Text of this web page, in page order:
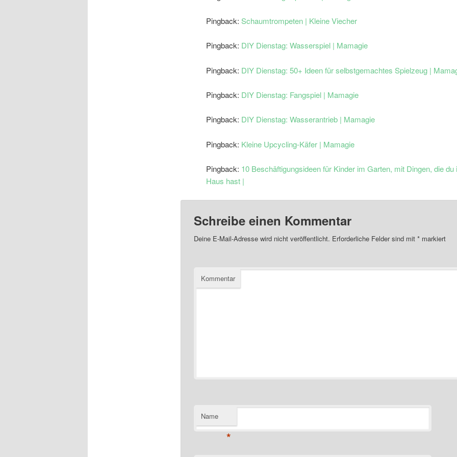
Pingback:Schaumtrompeten | Kleine Viecher
Pingback: DIY Dienstag: Wasserspiel | Mamagie
Pingback: DIY Dienstag: 50+ Ideen für selbstgemachtes Spielzeug |
Pingback: DIY Dienstag: Fangspiel | Mamagie
Pingback: DIY Dienstag: Wasserantrieb | Mamagie
Pingback: Kleine Upcycling-Käfer | Mamagie
Pingback: 10 Beschäftigungsideen für Kinder im Garten, mit Dingen, die du
Haus hast |
Schreibe einen Kommentar
Deine E-Mail-Adresse wird nicht veröffentlicht. Erforderliche Felder sind mit *markiert
Kommentar
Name
*